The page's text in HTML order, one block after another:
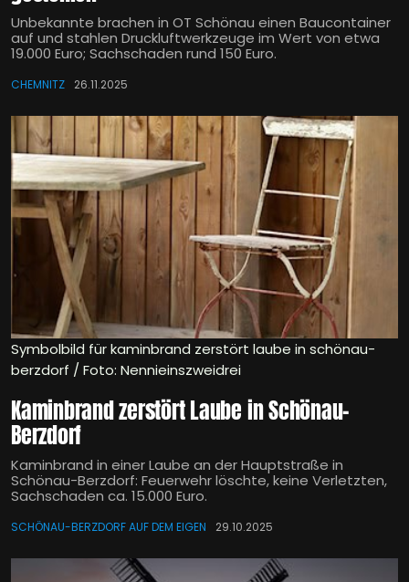
Unbekannte brachen in OT Schönau einen Baucontainer
auf und stahlen Druckluftwerkzeuge im Wert von etwa
19.000 Euro; Sachschaden rund 150 Euro.
CHEMNITZ 26.11.2025
Symbolbild für kaminbrand zerstört laube in schönau-
berzdorf / Foto: Nennieinszweidrei
Kaminbrand zerstört Laube in Schönau-
Berzdorf
Kaminbrand in einer Laube an der Hauptstraße in
Schönau-Berzdorf: Feuerwehr löschte, keine Verletzten,
Sachschaden ca. 15.000 Euro.
SCHÖNAU-BERZDORF AUF DEM EIGEN 29.10.2025